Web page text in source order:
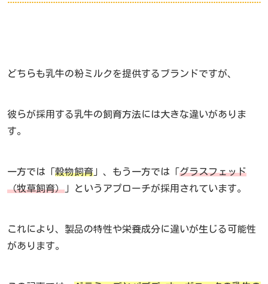
どちらも乳牛の粉ミルクを提供するブランドですが、
彼らが採用する乳牛の飼育方法には大きな違いがありま
す。
一方では「穀物飼育 」、もう一方では「グラスフェッド
（牧草飼育） 」というアプローチが採用されています。
これにより、製品の特性や栄養成分に違いが生じる可能性
があります。